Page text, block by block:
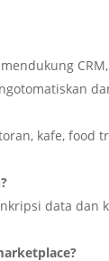
kafe, food
data dan